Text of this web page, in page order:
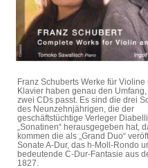
Franz Schuberts Werke für Violine
Klavier haben genau den
zwei CDs passt. Es sind die drei
des Neunzehnjährigen, die der
geschäftstüchtige Verleger
„Sonatinen“ herausgegeben hat,
kommen die als „Grand Duo“
Sonate A-Dur, das h-Moll-Rondo
bedeutende C-Dur-Fantasie aus
1827.